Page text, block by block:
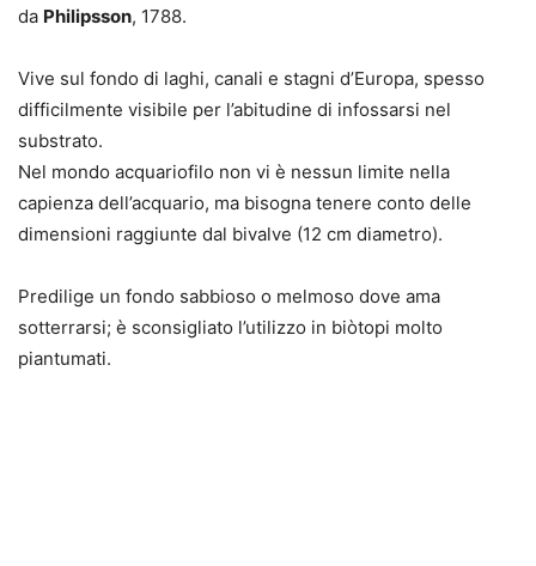
da Philipsson, 1788.
Vive sul fondo di laghi, canali e stagni d’Europa, spesso
difficilmente visibile per l’abitudine di infossarsi nel
substrato.
Nel mondo acquariofilo non vi è nessun limite nella
capienza dell’acquario, ma bisogna tenere conto delle
dimensioni raggiunte dal bivalve (12 cm diametro).
Predilige un fondo sabbioso o melmoso dove ama
sotterrarsi; è sconsigliato l’utilizzo in biòtopi molto
piantumati.